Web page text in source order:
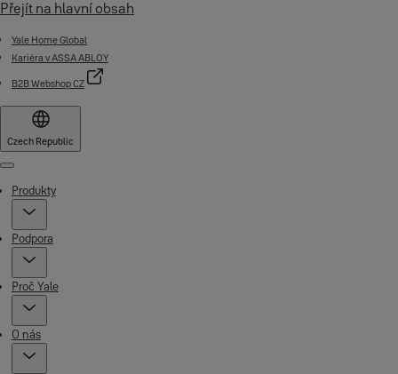
Přejít na hlavní obsah
Yale Home Global
Kariéra v ASSA ABLOY
B2B Webshop CZ
Czech Republic
Menu
Produkty
Podpora
Proč Yale
O nás